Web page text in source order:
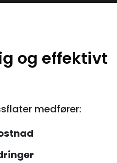
og effektivt
medfører: